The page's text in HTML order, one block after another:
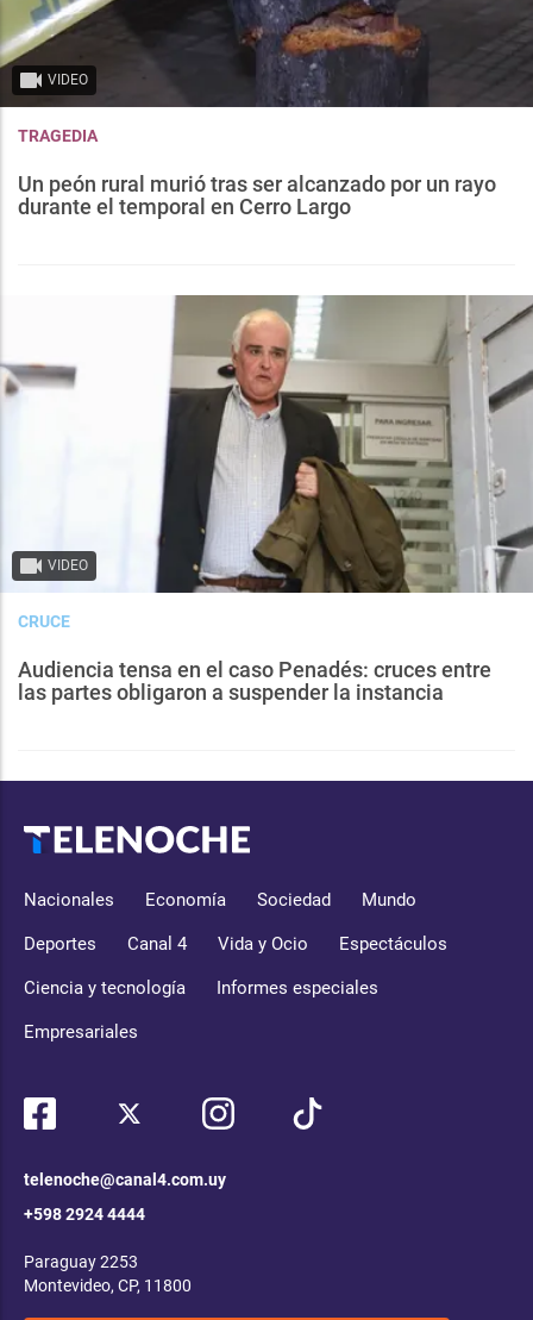
VIDEO
TRAGEDIA
Un peón rural murió tras ser alcanzado por un rayo
durante el temporal en Cerro Largo
VIDEO
CRUCE
Audiencia tensa en el caso Penadés: cruces entre
las partes obligaron a suspender la instancia
Nacionales Economía Sociedad Mundo
Deportes Canal 4 Vida y Ocio Espectáculos
Ciencia y tecnología Informes especiales
Empresariales
telenoche@canal4.com.uy
+598 2924 4444
Paraguay 2253
Montevideo, CP, 11800